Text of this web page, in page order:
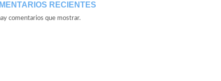
RECIENTES
comentarios que mostrar.